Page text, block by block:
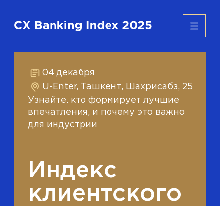
04 декабря
U-Enter, Ташкент, Шахрисабз, 25
Узнайте, кто формирует лучшие
впечатления, и почему это важно
для индустрии
Индекс
клиентского